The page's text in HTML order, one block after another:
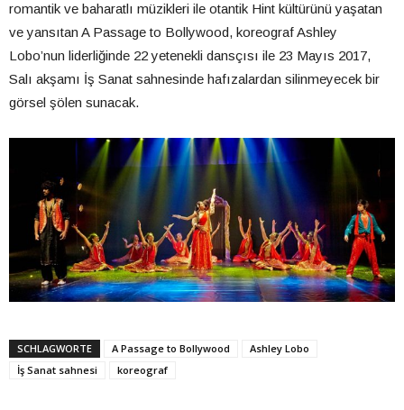
romantik ve baharatlı müzikleri ile otantik Hint kültürünü yaşatan
ve yansıtan A Passage to Bollywood, koreograf Ashley
Lobo’nun liderliğinde 22 yetenekli dansçısı ile 23 Mayıs 2017,
Salı akşamı İş Sanat sahnesinde hafızalardan silinmeyecek bir
görsel şölen sunacak.
SCHLAGWORTE A Passage to Bollywood
Ashley Lobo
İş Sanat sahnesi
koreograf